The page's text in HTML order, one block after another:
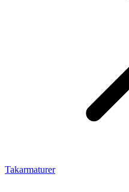
Takarmaturer